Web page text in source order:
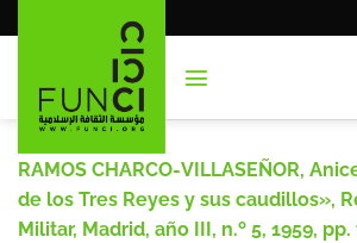
al
RAMOS CHARCO-VILLASEÑOR,
de los Tres Reyes y sus caudillos»,
Militar, Madrid, año III, n.º 5, 1959, pp.